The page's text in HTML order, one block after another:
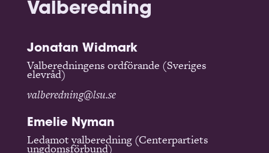
Valberedning
Jonatan Widmark
Valberedningens ordförande (Sveriges
elevråd)
valberedning@lsu.se
Emelie Nyman
Ledamot valberedning (Centerpartiets
ungdomsförbund)